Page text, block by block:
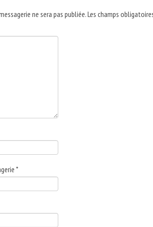
ne sera pas publiée.Les champs
*